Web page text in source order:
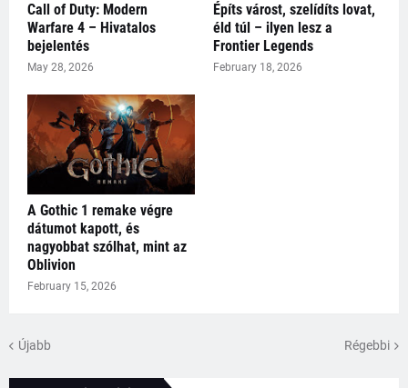
Call of Duty: Modern
Warfare 4 – Hivatalos
bejelentés
May 28, 2026
Építs várost, szelídíts lovat,
éld túl – ilyen lesz a
Frontier Legends
February 18, 2026
A Gothic 1 remake végre
dátumot kapott, és
nagyobbat szólhat, mint az
Oblivion
February 15, 2026
Újabb Régebbi